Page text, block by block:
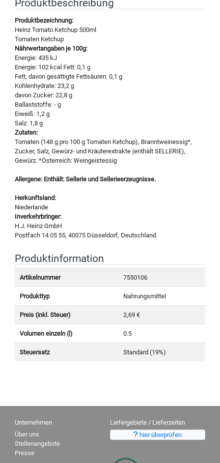
Produktbeschreibung
Produktbezeichnung:
Heinz Tomato Ketchup 500ml
Tomaten Ketchup
Nährwertangaben je 100g:
Energie: 435 kJ
Energie: 102 kcal Fett: 0,1 g
Fett, davon gesättigte Fettsäuren: 0,1 g
Kohlenhydrate: 23,2 g
davon Zucker: 22,8 g
Ballaststoffe: - g
Eiweiß: 1,2 g
Salz: 1,8 g
Zutaten:
Tomaten (148 g pro 100 g Tomaten Ketchup), Branntweinessig*,
Zucker, Salz, Gewürz- und Kräuterextrakte (enthält SELLERIE),
Gewürz. *Österreich: Weingeistessig
Allergene: Enthält: Sellerie und Sellerieerzeugnisse.
Herkunftsland:
Niederlande
Inverkehrbringer:
H.J. Heinz GmbH
Postfach 14 05 55, 40075 Düsseldorf, Deutschland
Produktinformation
Artikelnummer 7550106
Produkttyp Nahrungsmittel
Preis (inkl. Steuer) 2,69 €
Volumen einzeln (l) 0.5
Steuersatz Standard (19%)
Unternehmen
Über uns
Stellenangebote
Presse
Liefergebiete / Lieferzeiten
hier überprüfen